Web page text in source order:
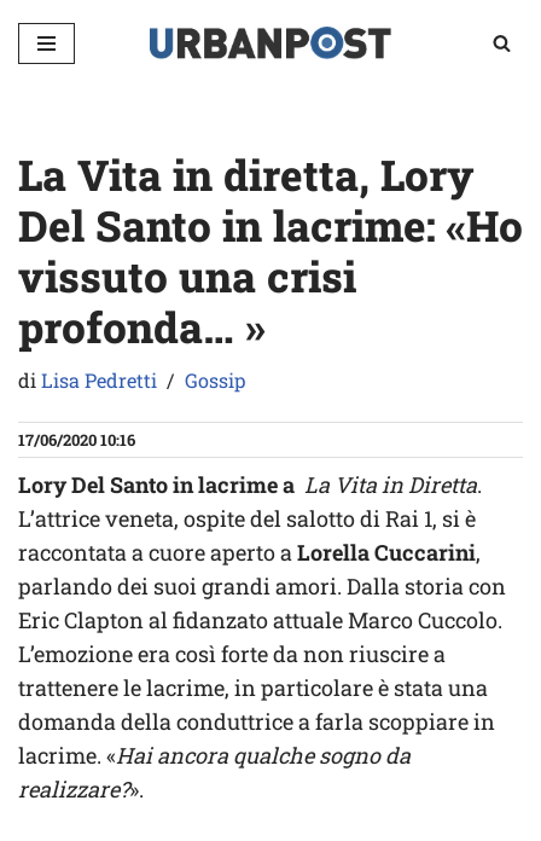
Vai
La Vita in diretta, Lory
Del Santo in lacrime: «Ho
vissuto una crisi
profonda… »
diLisa Pedretti Gossip
17/06/2020 10:16
Lory Del Santo in lacrime a La Vita in Diretta.
L’attrice veneta, ospite del salotto di Rai 1, si è
raccontata a cuore aperto aLorella Cuccarini,
parlando dei suoi grandi amori. Dalla storia con
Eric Clapton al fidanzato attuale Marco Cuccolo.
L’emozione era così forte da non riuscire a
trattenere le lacrime, in particolare è stata una
domanda della conduttrice a farla scoppiare in
lacrime. «Hai ancora qualche sogno da
realizzare?».